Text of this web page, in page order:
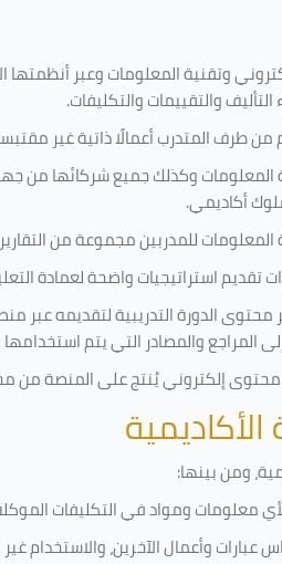
وتقنية المعلومات وعبر
التأليف والتقييمات والتكليفات.
طرف المتدرب أعمالًا ذاتية غير
المعلومات وكذلك جميع شركائها من
أكاديمي.
للمدربين مجموعة من
استراتيجيات واضحة لعمادة
محتوى الدورة التدريبية لتقديمه
المراجع والمصادر التي يتم
إلكتروني يُنتج على المنصة من
ومن بينها:
معلومات ومواد في التكليفات
عبارات وأعمال الآخرين،